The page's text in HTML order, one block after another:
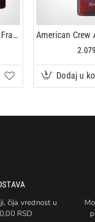
American Crew Americana Fragrance 100ml
Dodaj u
čija vrednost u
RSD